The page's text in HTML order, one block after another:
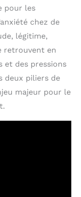
pour les
chez de
légitime,
retrouvent en
et des pressions
deux piliers de
majeur pour le